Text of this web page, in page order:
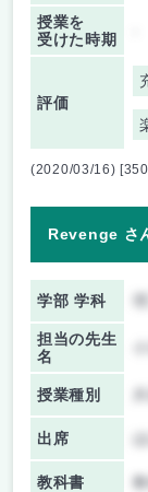
授業を
受けた時期
評価
(2020/03/16)
Revenge さ
学部 学科
担当の先生
名
授業種別
出席
教科書